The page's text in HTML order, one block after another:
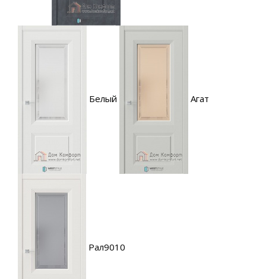
Белый Агат
Рал9010